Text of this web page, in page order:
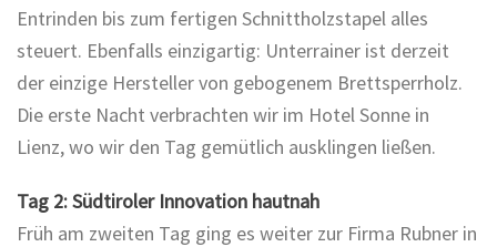
Entrinden bis zum fertigen Schnittholzstapel alles
steuert. Ebenfalls einzigartig: Unterrainer ist derzeit
der einzige Hersteller von gebogenem Brettsperrholz.
Die erste Nacht verbrachten wir im Hotel Sonne in
Lienz, wo wir den Tag gemütlich ausklingen ließen.
Tag 2: Südtiroler Innovation hautnah
Früh am zweiten Tag ging es weiter zur Firma Rubner in